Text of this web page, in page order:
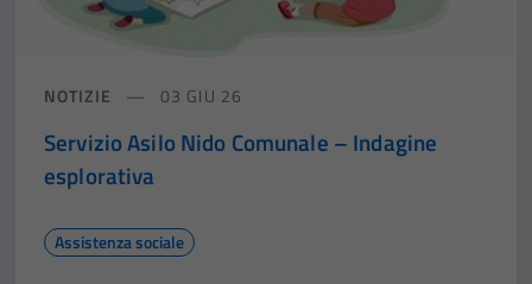
NOTIZIE 03 GIU 26
Servizio Asilo Nido Comunale – Indagine
esplorativa
Assistenza sociale